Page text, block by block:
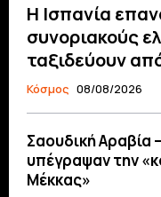
Η Ισπανία
συνοριακούς
ταξιδεύουν
Κόσμος 08/08/2026
Σαουδική Αραβία
υπέγραψαν την
Μέκκας»